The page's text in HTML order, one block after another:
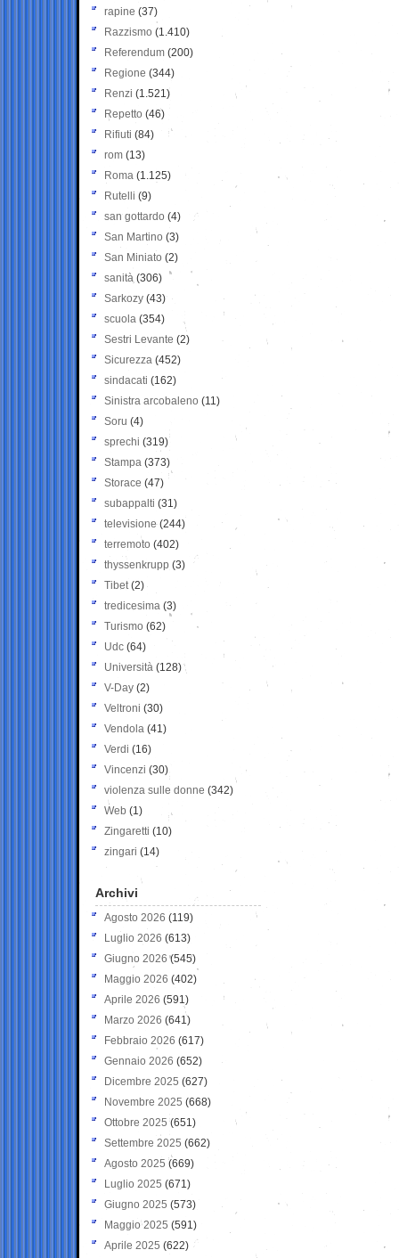
rapine (37)
Razzismo (1.410)
Referendum (200)
Regione (344)
Renzi (1.521)
Repetto (46)
Rifiuti (84)
rom (13)
Roma (1.125)
Rutelli (9)
san gottardo (4)
San Martino (3)
San Miniato (2)
sanità (306)
Sarkozy (43)
scuola (354)
Sestri Levante (2)
Sicurezza (452)
sindacati (162)
Sinistra arcobaleno (11)
Soru (4)
sprechi (319)
Stampa (373)
Storace (47)
subappalti (31)
televisione(244)
terremoto (402)
thyssenkrupp (3)
Tibet(2)
tredicesima (3)
Turismo (62)
Udc (64)
Università (128)
V-Day (2)
Veltroni (30)
Vendola (41)
Verdi (16)
Vincenzi (30)
violenza sulle donne (342)
Web (1)
Zingaretti (10)
zingari (14)
Archivi
Agosto 2026 (119)
Luglio 2026 (613)
Giugno 2026 (545)
Maggio 2026 (402)
Aprile 2026 (591)
Marzo 2026 (641)
Febbraio 2026 (617)
Gennaio 2026 (652)
Dicembre 2025 (627)
Novembre 2025 (668)
Ottobre 2025 (651)
Settembre 2025 (662)
Agosto 2025 (669)
Luglio 2025 (671)
Giugno 2025 (573)
Maggio 2025 (591)
Aprile 2025 (622)